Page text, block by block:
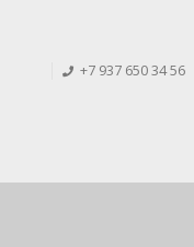
+7 937 650 34 56